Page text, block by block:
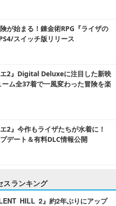
が始まる！錬金術RPG『ライザの
スイッチ版リリース
エ2』Digital Deluxeに注目した新映
ム全37着で一風変わった冒険を楽
2』今作もライザたちが水着に！
デート＆有料DLC情報公開
スランキング
HILL 2』約2年ぶりにアップ